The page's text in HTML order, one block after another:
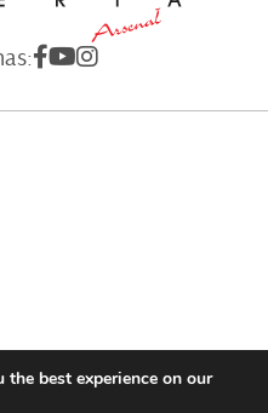
best experience on our